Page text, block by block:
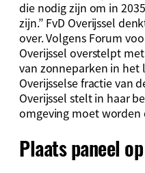
die nodig zijn om in
zijn.” FvD Overijssel
over. Volgens Forum
Overijssel overstelpt
van zonneparken in het
Overijsselse fractie van
Overijssel stelt in haar
omgeving moet worden
Plaats paneel